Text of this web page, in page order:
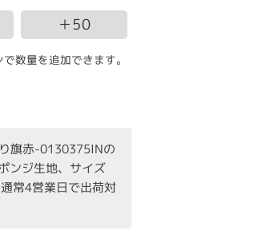
＋50
数量を追加できます。
旗赤-0130375INの
ンジ生地、サイズ
常4営業日で出荷対